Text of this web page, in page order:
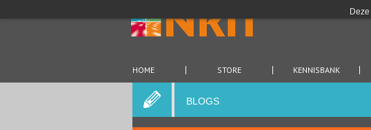
HOME STORE KENNISBANK
BLOGS